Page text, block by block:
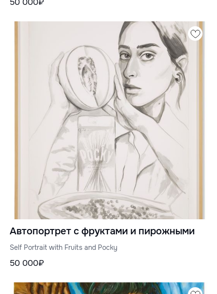
50 000₽
Автопортрет с фруктами и пирожными
Self Portrait with Fruits and Pocky
50 000₽